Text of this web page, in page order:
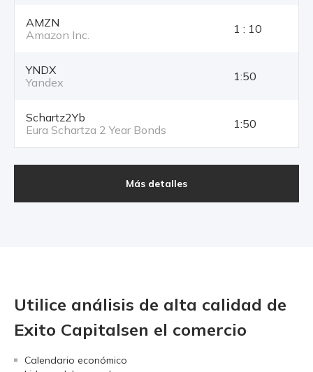
AMZN
Amazon Inc.
1 : 10
YNDX
Yandex
1:50
Schartz2Yb
Eura Schartza 2 Year Bonds
1:50
Más detalles
Utilice análisis de alta calidad de
Exito Capitalsen el comercio
Calendario económico